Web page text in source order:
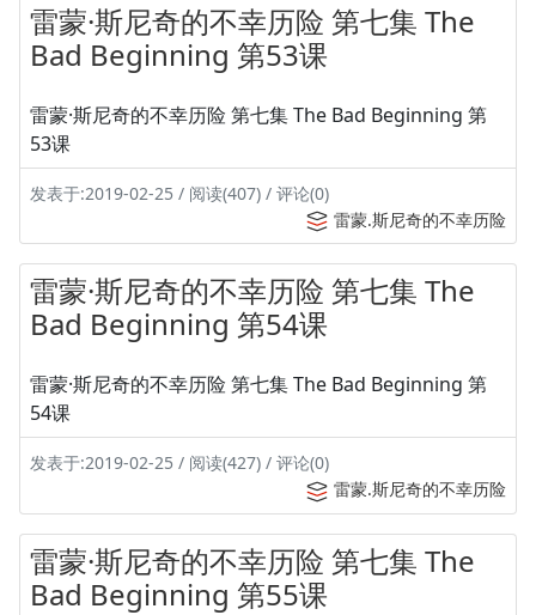
雷蒙·斯尼奇的不幸历险 第七集 The
Bad Beginning 第53课
雷蒙·斯尼奇的不幸历险 第七集 The Bad Beginning 第
53课
发表于:2019-02-25 / 阅读(407) / 评论(0)
雷蒙.斯尼奇的不幸历险
雷蒙·斯尼奇的不幸历险 第七集 The
Bad Beginning 第54课
雷蒙·斯尼奇的不幸历险 第七集 The Bad Beginning 第
54课
发表于:2019-02-25 / 阅读(427) / 评论(0)
雷蒙.斯尼奇的不幸历险
雷蒙·斯尼奇的不幸历险 第七集 The
Bad Beginning 第55课